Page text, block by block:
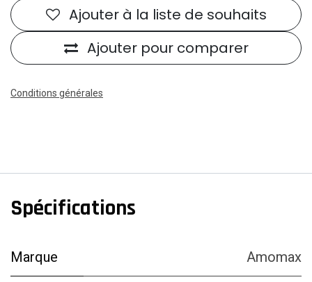
Ajouter pour comparer
Ajouter à la liste de souhaits
Conditions générales
Spécifications
Marque Amomax